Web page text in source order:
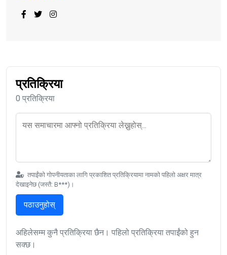
प्रतिक्रिया
0 प्रतिक्रिया
तपाईंको गोपनीयताका लागि प्रकाशित प्रतिक्रियामा नामको पहिलो अक्षर मात्र
देखाइनेछ (जस्तै: B***)।
पठाउनुहोस्
अहिलेसम्म कुनै प्रतिक्रिया छैन। पहिलो प्रतिक्रिया तपाईंको हुन
सक्छ।